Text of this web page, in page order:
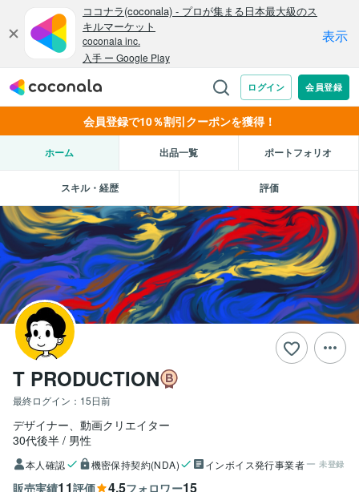
会員登録で10％割引クーポンを獲得！
ホーム 出品一覧 ポートフォリオ
スキル・経歴 評価
T PRODUCTION
最終ログイン： 15日前
デザイナー、動画クリエイター
30代後半
男性
本人確認 機密保持契約(NDA) インボイス発行事業者 未登録
販売実績11評価 4.5フォロワー15